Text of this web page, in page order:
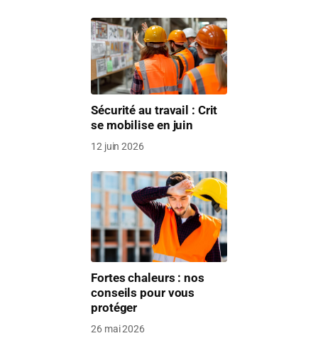
Sécurité au travail : Crit
se mobilise en juin
12 juin 2026
Fortes chaleurs : nos
conseils pour vous
protéger
26 mai 2026